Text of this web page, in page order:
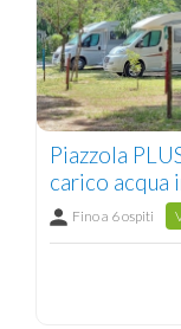
Piazzola
carico acqua
Fino a 6 ospiti